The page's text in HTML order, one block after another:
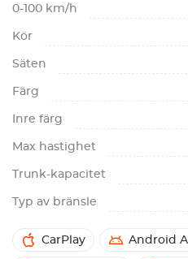
0-100 km/h
Kör
Säten
Färg
Inre färg
Max hastighet
Trunk-kapacitet
Typ av bränsle
CarPlay Android